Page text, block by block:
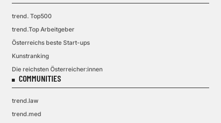
trend. Top500
trend.Top Arbeitgeber
Österreichs beste Start-ups
Kunstranking
Die reichsten Österreicher:innen
COMMUNITIES
trend.law
trend.med